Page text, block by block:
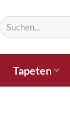
Suchen
nach:
Tapeten